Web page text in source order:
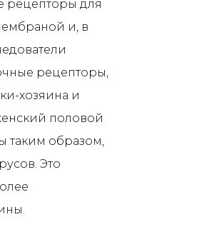
рецепторы для
и, в
рецепторы,
хозяина и
половой
таким образом,
Это